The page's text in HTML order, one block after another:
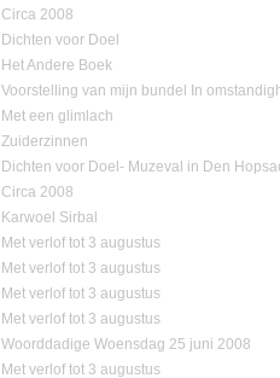
Circa 2008
Dichten voor Doel
Het Andere Boek
Voorstelling van mijn bundel In
Met een glimlach
Zuiderzinnen
Dichten voor Doel- Muzeval in Den
Circa 2008
Karwoel Sirbal
Met verlof tot 3 augustus
Met verlof tot 3 augustus
Met verlof tot 3 augustus
Met verlof tot 3 augustus
Woorddadige Woensdag 25 juni 2008
Met verlof tot 3 augustus